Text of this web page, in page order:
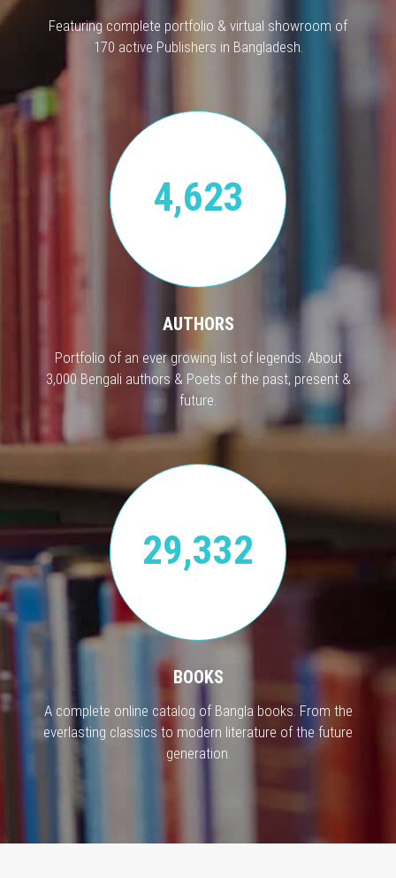
Featuring complete portfolio & virtual showroom of
170 active Publishers in Bangladesh.
4,623
AUTHORS
Portfolio of an ever growing list of legends. About
3,000 Bengali authors & Poets of the past, present &
future.
29,332
BOOKS
A complete online catalog of Bangla books. From the
everlasting classics to modern literature of the future
generation.